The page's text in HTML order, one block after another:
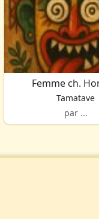
Femme ch.
Tamatave
par ...